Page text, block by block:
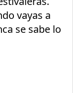
vayas a
se sabe lo